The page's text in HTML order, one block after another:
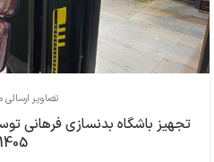
تصاویر
تجهیز باشگاه بدنسازی فرهاني
1405